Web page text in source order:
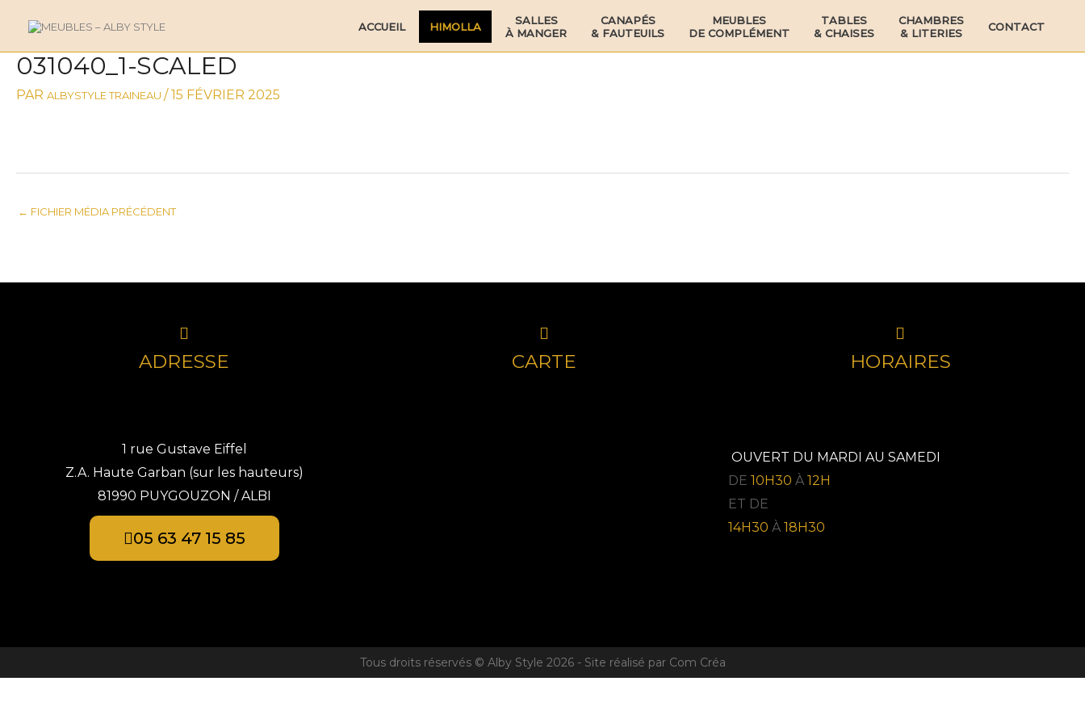
CONTENU
ACCUEIL HIMOLLA
SALLES
À MANGER
CANAPÉS
& FAUTEUILS
MEUBLES
DE COMPLÉMENT
TABLES
& CHAISES
CHAMBRES
& LITERIES
CONTACT
031040_1-SCALED
PAR ALBYSTYLE TRAINEAU /15 FÉVRIER 2025
NAVIGATION
DES
← FICHIER MÉDIA PRÉCÉDENT
ADRESSE
1 rue Gustave Eiffel
Z.A. Haute Garban (sur les hauteurs)
81990 PUYGOUZON / ALBI
05 63 47 15 85
CARTE HORAIRES
OUVERT DU MARDI AU SAMEDI
DE 10H30 À 12H
ET DE
14H30 À 18H30
Tous droits réservés © Alby Style 2026 - Site réalisé par Com Créa